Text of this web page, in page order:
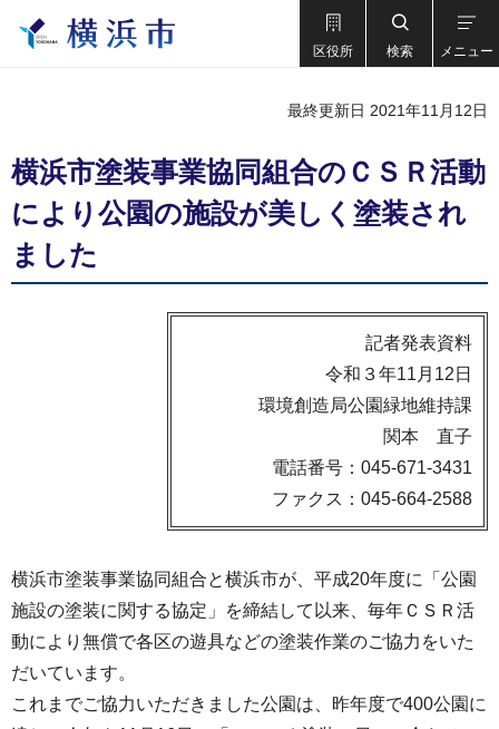
区役所 検索 メニュー
最終更新日 2021年11月12日
横浜市塗装事業協同組合のＣＳＲ活動
により公園の施設が美しく塗装され
ました
記者発表資料
令和３年11月12日
環境創造局公園緑地維持課
関本 直子
電話番号：045-671-3431
ファクス：045-664-2588
横浜市塗装事業協同組合と横浜市が、平成20年度に「公園
施設の塗装に関する協定」を締結して以来、毎年ＣＳＲ活
動により無償で各区の遊具などの塗装作業のご協力をいた
だいています。
これまでご協力いただきました公園は、昨年度で400公園に